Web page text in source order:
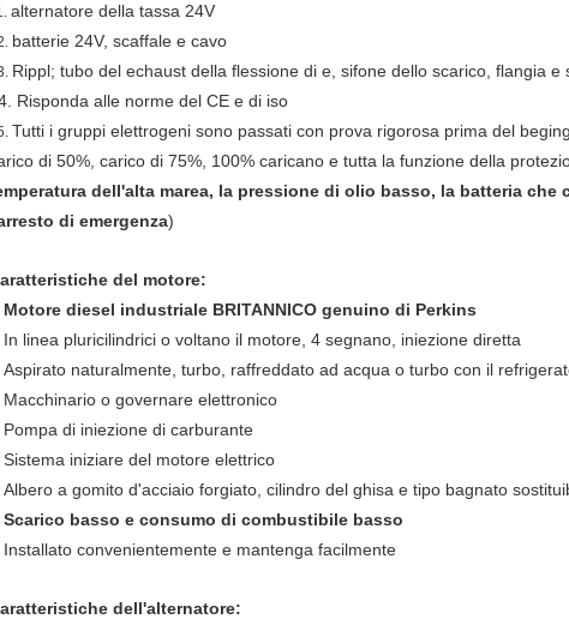
alternatore della tassa 24V
batterie 24V, scaffale e cavo
Rippl; tubo del echaust della flessione di e, sifone dello scarico, flangia e
Risponda alle norme del CE e di iso
Tutti i gruppi elettrogeni sono passati con prova rigorosa prima del
di 50%, carico di 75%, 100% caricano e tutta la funzione della
dell'alta marea, la pressione di olio basso, la batteria che
di emergenza)
del motore:
Motore diesel industriale BRITANNICO genuino di Perkins
In linea pluricilindrici o voltano il motore, 4 segnano, iniezione diretta
Aspirato naturalmente, turbo, raffreddato ad acqua o turbo con il
Macchinario o governare elettronico
Pompa di iniezione di carburante
Sistema iniziare del motore elettrico
Albero a gomito d'acciaio forgiato, cilindro del ghisa e tipo bagnato
Scarico basso e consumo di combustibile basso
Installato convenientemente e mantenga facilmente
dell'alternatore: